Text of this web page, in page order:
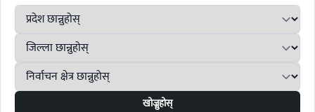
खोज्नुहोस्